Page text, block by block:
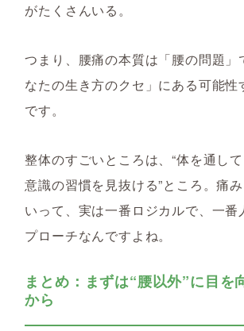
がたくさんいる。
つまり、腰痛の本質は「腰の問題」
なたの生き方のクセ」にある可能性
です。
整体のすごいところは、“体を通し
意識の習慣を見抜ける”ところ。痛
いって、実は一番ロジカルで、一番
プローチなんですよね。
まとめ：まずは“腰以外”に目を
から